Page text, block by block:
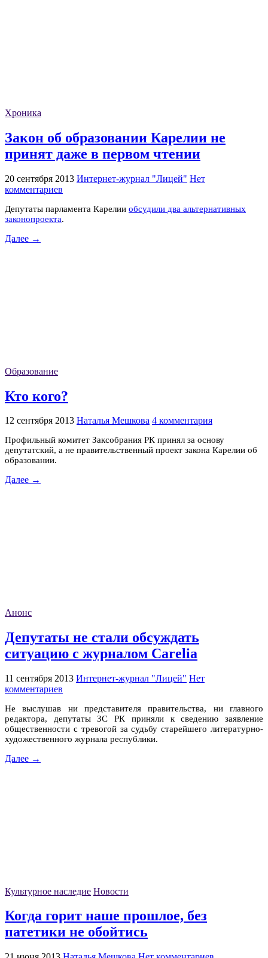
Хроника
Закон об образовании Карелии не
принят даже в первом чтении
20 сентября 2013 Интернет-журнал "Лицей" Нет
комментариев
Депутаты парламента Карелии обсудили два альтернативных
законопроекта.
Далее →
Образование
Кто кого?
12 сентября 2013 Наталья Мешкова 4 комментария
Профильный комитет Заксобрания РК принял за основу
депутатский, а не правительственный проект закона Карелии об
образовании.
Далее →
Анонс
Депутаты не стали обсуждать
ситуацию с журналом Carelia
11 сентября 2013 Интернет-журнал "Лицей" Нет
комментариев
Не выслушав ни представителя правительства, ни главного
редактора, депутаты ЗС РК приняли к сведению заявление
общественности с тревогой за судьбу старейшего литературно-
художественного журнала республики.
Далее →
Культурное наследие Новости
Когда горит наше прошлое, без
патетики не обойтись